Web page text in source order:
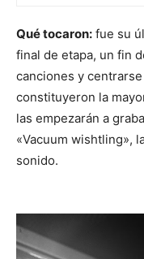
Qué tocaron: fue su
final de etapa, un fin
canciones y
constituyeron la
las empezarán a
«Vacuum wishtling»,
sonido.